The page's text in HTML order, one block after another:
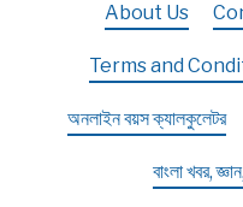
About Us
Terms and
অনলাইন বয়স ক্যালকুলেটর
বাংলা খবর,